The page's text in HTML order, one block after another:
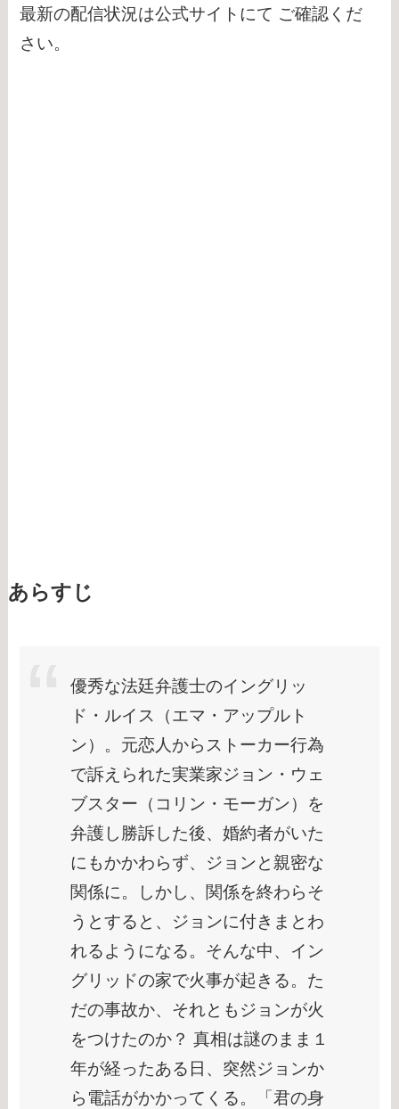
最新の配信状況は公式サイトにて ご確認くだ
さい。
あらすじ
優秀な法廷弁護士のイングリッ
ド・ルイス（エマ・アップルト
ン）。元恋人からストーカー行為
で訴えられた実業家ジョン・ウェ
ブスター（コリン・モーガン）を
弁護し勝訴した後、婚約者がいた
にもかかわらず、ジョンと親密な
関係に。しかし、関係を終わらそ
うとすると、ジョンに付きまとわ
れるようになる。そんな中、イン
グリッドの家で火事が起きる。た
だの事故か、それともジョンが火
をつけたのか？ 真相は謎のまま１
年が経ったある日、突然ジョンか
ら電話がかかってくる。「君の身